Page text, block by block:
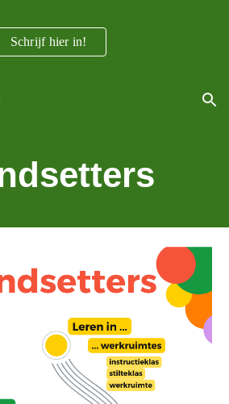
Schrijf hier in!